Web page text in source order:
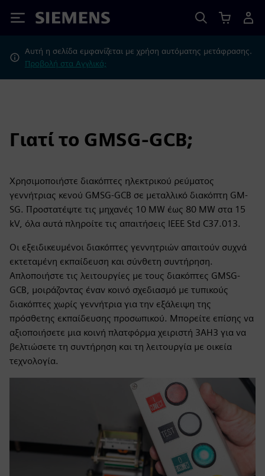
Siemens
Αυτή η σελίδα εμφανίζεται με χρήση αυτόματης μετάφρασης.
Προβολή στα Αγγλικά;
Γιατί το GMSG-GCB;
Χρησιμοποιήστε διακόπτες ηλεκτρικού ρεύματος
γεννήτριας κενού GMSG-GCB σε μεταλλικό διακόπτη GM-
SG. Προστατέψτε τις μηχανές 10 MW έως 80 MW στα 15
kV, όλα αυτά πληροίτε τις απαιτήσεις IEEE Std C37.013.
Οι εξειδικευμένοι διακόπτες γεννητριών απαιτούν συχνά
εκτεταμένη εκπαίδευση και σύνθετη συντήρηση.
Απλοποιήστε τις λειτουργίες με τους διακόπτες GMSG-
GCB, μοιράζοντας έναν κοινό σχεδιασμό με τυπικούς
διακόπτες χωρίς γεννήτρια για την εξάλειψη της
πρόσθετης εκπαίδευσης προσωπικού. Μπορείτε επίσης να
αξιοποιήσετε μια κοινή πλατφόρμα χειριστή 3AH3 για να
βελτιώσετε τη συντήρηση και τη λειτουργία με οικεία
τεχνολογία.